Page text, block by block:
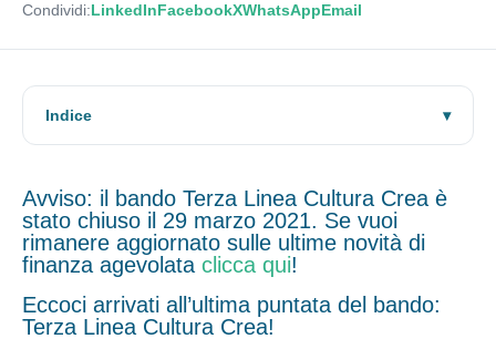
Condividi: LinkedIn FacebookXWhatsApp Email
Indice
Avviso: il bando Terza Linea Cultura Crea è
stato chiuso il 29 marzo 2021. Se vuoi
rimanere aggiornato sulle ultime novità di
finanza agevolata clicca qui!
Eccoci arrivati all’ultima puntata del bando:
Terza Linea Cultura Crea!